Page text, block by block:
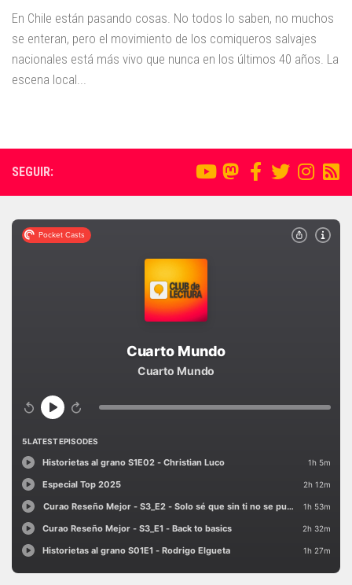
En Chile están pasando cosas. No todos lo saben, no muchos
se enteran, pero el movimiento de los comiqueros salvajes
nacionales está más vivo que nunca en los últimos 40 años. La
escena local...
SEGUIR: